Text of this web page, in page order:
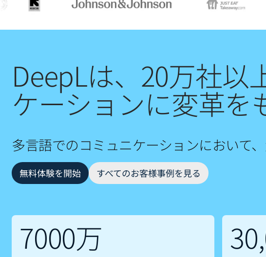
DeepLは、20万社以
ケーションに変革を
多言語でのコミュニケーションにおいて
無料体験を開始 すべてのお客様事例を見る
7000万